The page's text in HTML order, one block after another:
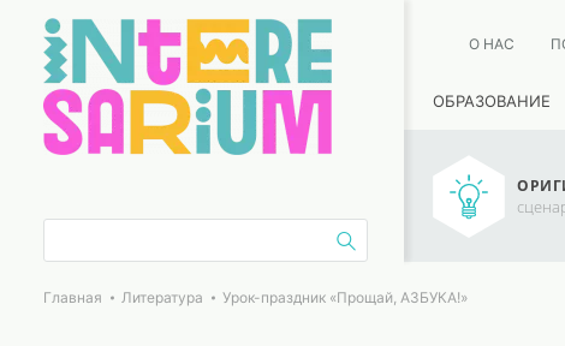
О НАС
ОБРАЗОВАНИЕ
Главная Литература Урок-праздник «Прощай, АЗБУКА!»